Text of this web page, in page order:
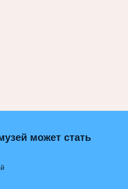
может стать